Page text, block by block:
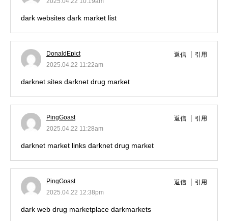
dark websites dark market list
DonaldEpict
2025.04.22 11:22am
返信 引用
darknet sites darknet drug market
PingGoast
2025.04.22 11:28am
返信 引用
darknet market links darknet drug market
PingGoast
2025.04.22 12:38pm
返信 引用
dark web drug marketplace darkmarkets